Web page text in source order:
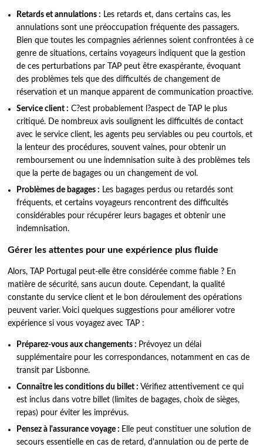
Retards et annulations : Les retards et, dans certains cas, les
annulations sont une préoccupation fréquente des passagers.
Bien que toutes les compagnies aériennes soient confrontées à ce
genre de situations, certains voyageurs indiquent que la gestion
de ces perturbations par TAP peut être exaspérante, évoquant
des problèmes tels que des difficultés de changement de
réservation et un manque apparent de communication proactive.
Service client : C?est probablement l?aspect de TAP le plus
critiqué. De nombreux avis soulignent les difficultés de contact
avec le service client, les agents peu serviables ou peu courtois, et
la lenteur des procédures, souvent vaines, pour obtenir un
remboursement ou une indemnisation suite à des problèmes tels
que la perte de bagages ou un changement de vol.
Problèmes de bagages : Les bagages perdus ou retardés sont
fréquents, et certains voyageurs rencontrent des difficultés
considérables pour récupérer leurs bagages et obtenir une
indemnisation.
Gérer les attentes pour une expérience plus fluide
Alors, TAP Portugal peut-elle être considérée comme fiable ? En
matière de sécurité, sans aucun doute. Cependant, la qualité
constante du service client et le bon déroulement des opérations
peuvent varier. Voici quelques suggestions pour améliorer votre
expérience si vous voyagez avec TAP :
Préparez-vous aux changements : Prévoyez un délai
supplémentaire pour les correspondances, notamment en cas de
transit par Lisbonne.
Connaître les conditions du billet : Vérifiez attentivement ce qui
est inclus dans votre billet (limites de bagages, choix de sièges,
repas) pour éviter les imprévus.
Pensez à l'assurance voyage : Elle peut constituer une solution de
secours essentielle en cas de retard, d'annulation ou de perte de